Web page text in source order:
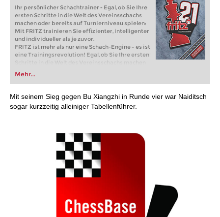
Ihr persönlicher Schachtrainer - Egal, ob Sie Ihre
ersten Schritte in die Welt des Vereinsschachs
machen oder bereits auf Turnierniveau spielen:
Mit FRITZ trainieren Sie effizienter, intelligenter
und individueller als je zuvor.
FRITZ ist mehr als nur eine Schach-Engine – es ist
eine Trainingsrevolution! Egal, ob Sie Ihre ersten
Schritte in die Welt des Vereinsschachs machen
oder bereits auf Turnierniveau spielen: Mit
FRITZ trainieren Sie effizienter, intelligenter und
individueller als je zuvor.
Mehr...
Mit seinem Sieg gegen Bu Xiangzhi in Runde vier war Naiditsch
sogar kurzzeitig alleiniger Tabellenführer.